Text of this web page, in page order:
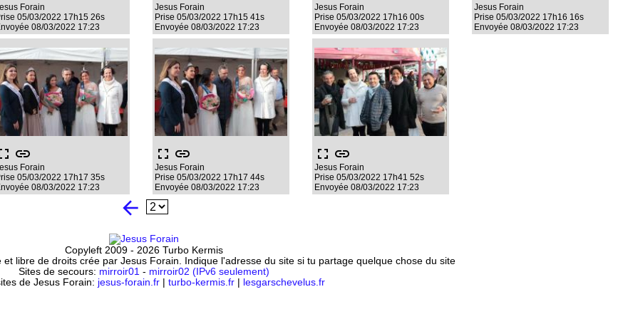
Forain
05/03/2022 17h15 26s
08/03/2022 17:23
Jesus Forain
Prise 05/03/2022 17h15 41s
Envoyée 08/03/2022 17:23
Jesus Forain
Prise 05/03/2022 17h16 00s
Envoyée 08/03/2022 17:23
Jesus Forain
Prise 05/03/2022 17h16 16s
Envoyée 08/03/2022 17:23
link
Forain
05/03/2022 17h17 35s
08/03/2022 17:23
fullscreen link
Jesus Forain
Prise 05/03/2022 17h17 44s
Envoyée 08/03/2022 17:23
fullscreen link
Jesus Forain
Prise 05/03/2022 17h41 52s
Envoyée 08/03/2022 17:23
arrow_back
Copyleft 2009 - 2026 Turbo Kermis
libre de droits crée par Jesus Forain. Indique l'adresse du site si tu partage quelque chose du site
Sites de secours: mirroir01 - mirroir02 (IPv6 seulement)
de Jesus Forain: jesus-forain.fr| turbo-kermis.fr| lesgarschevelus.fr